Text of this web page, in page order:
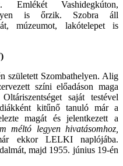
Emlékét Vashidegkúton,
is őrzik. Szobra áll
múzeumot, lakótelepet is
született Szombathelyen. Alig
színi előadáson maga
saját testével
kitűnő tanuló már a
magát és jelentkezett a
méltó legyen hivatásomhoz,
ekkor LELKI naplójába.
majd 1955. június 19-én